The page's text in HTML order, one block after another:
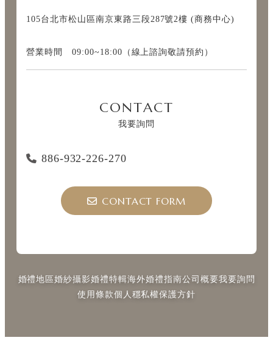
105台北市松山區南京東路三段287號2樓 (商務中心)
營業時間 09:00~18:00（線上諮詢敬請預約）
CONTACT
我要詢問
886-932-226-270
CONTACT FORM
婚禮地區婚紗攝影婚禮特輯海外婚禮指南公司概要我要詢問
使用條款個人穩私權保護方針